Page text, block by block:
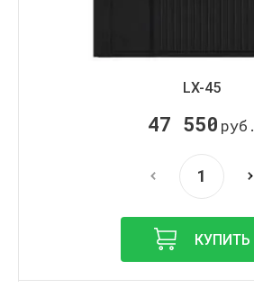
LX-45
47 550 руб.
КУПИТЬ